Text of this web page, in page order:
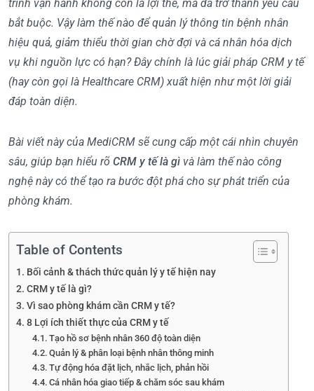
trình vận hành không còn là lợi thế, mà đã trở thành yêu cầu
bắt buộc. Vậy làm thế nào để quản lý thông tin bệnh nhân
hiệu quả, giảm thiểu thời gian chờ đợi và cá nhân hóa dịch
vụ khi nguồn lực có hạn? Đây chính là lúc giải pháp CRM y tế
(hay còn gọi là Healthcare CRM) xuất hiện như một lời giải
đáp toàn diện.
Bài viết này của MediCRM sẽ cung cấp một cái nhìn chuyên
sâu, giúp bạn hiểu rõ CRM y tế là gì và làm thế nào công
nghệ này có thể tạo ra bước đột phá cho sự phát triển của
phòng khám.
Table of Contents
Bối cảnh & thách thức quản lý y tế hiện nay
CRM y tế là gì?
Vì sao phòng khám cần CRM y tế?
8 Lợi ích thiết thực của CRM y tế
Tạo hồ sơ bệnh nhân 360 độ toàn diện
Quản lý & phân loại bệnh nhân thông minh
Tự động hóa đặt lịch, nhắc lịch, phản hồi
Cá nhân hóa giao tiếp & chăm sóc sau khám